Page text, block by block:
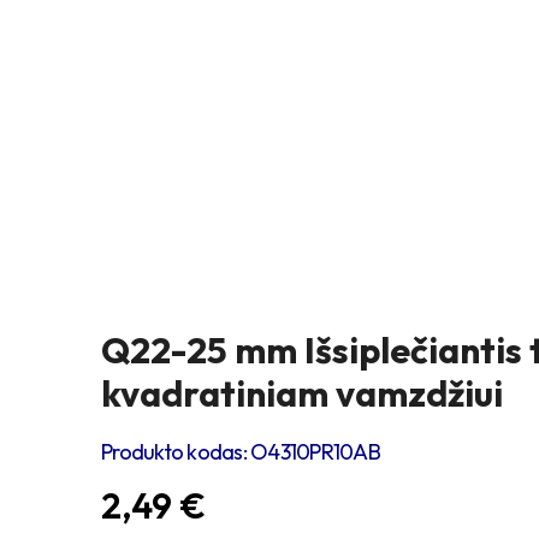
Q22-25 mm
kvadratiniam vamzdžiui
Produkto kodas:O4310PR10AB
2,49 €